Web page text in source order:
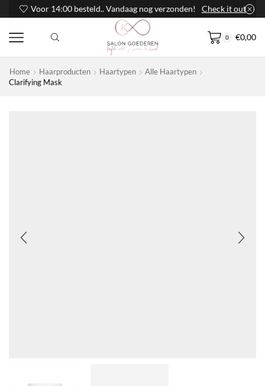
Voor 14:00 besteld.. Vandaag nog verzonden! Check it out
0 €0,00
Home Haarproducten Haartypen
Alle Haartypen
Clarifying Mask